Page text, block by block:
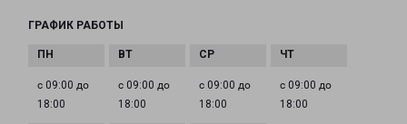
ГРАФИК РАБОТЫ
с 09:00 до
18:00
с 09:00 до
18:00
с 09:00 до
18:00
с 09:00 до
18:00